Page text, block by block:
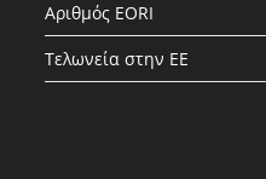
Αριθμός EORI
Τελωνεία στην ΕΕ